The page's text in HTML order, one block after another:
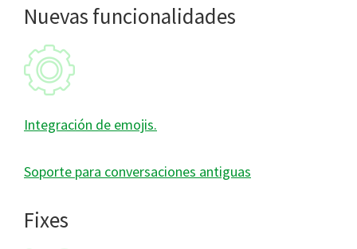
Nuevas funcionalidades
Integración de emojis.
Soporte para conversaciones antiguas
Fixes